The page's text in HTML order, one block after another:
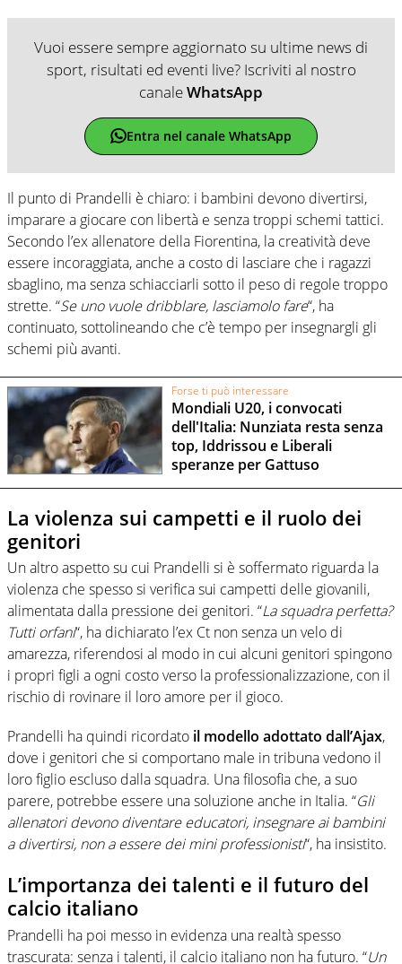
Vuoi essere sempre aggiornato su ultime news di
sport, risultati ed eventi live? Iscriviti al nostro
canaleWhatsApp
Entra nel canale WhatsApp
Il punto di Prandelli è chiaro: i bambini devono divertirsi,
imparare a giocare con libertà e senza troppi schemi tattici.
Secondo l’ex allenatore della Fiorentina, la creatività deve
essere incoraggiata, anche a costo di lasciare che i ragazzi
sbaglino, ma senza schiacciarli sotto il peso di regole troppo
strette. “Se uno vuole dribblare, lasciamolo fare“, ha
continuato, sottolineando che c’è tempo per insegnargli gli
schemi più avanti.
Forse ti può interessare
Mondiali U20, i convocati
dell'Italia: Nunziata resta senza
top, Iddrissou e Liberali
speranze per Gattuso
La violenza sui campetti e il ruolo dei
genitori
Un altro aspetto su cui Prandelli si è soffermato riguarda la
violenza che spesso si verifica sui campetti delle giovanili,
alimentata dalla pressione dei genitori. “La squadra perfetta?
Tutti orfani“, ha dichiarato l’ex Ct non senza un velo di
amarezza, riferendosi al modo in cui alcuni genitori spingono
i propri figli a ogni costo verso la professionalizzazione, con il
rischio di rovinare il loro amore per il gioco.
Prandelli ha quindi ricordato il modello adottato dall’Ajax,
dove i genitori che si comportano male in tribuna vedono il
loro figlio escluso dalla squadra. Una filosofia che, a suo
parere, potrebbe essere una soluzione anche in Italia. “Gli
allenatori devono diventare educatori, insegnare ai bambini
a divertirsi, non a essere dei mini professionisti“, ha insistito.
L’importanza dei talenti e il futuro del
calcio italiano
Prandelli ha poi messo in evidenza una realtà spesso
trascurata: senza i talenti, il calcio italiano non ha futuro. “Un